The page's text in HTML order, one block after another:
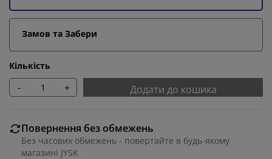
Замов та Забери
Кількість
- + Додати до кошика
Повернення без обмежень
Без часових обмежень - повертайте в будь-якому
магазині JYSK